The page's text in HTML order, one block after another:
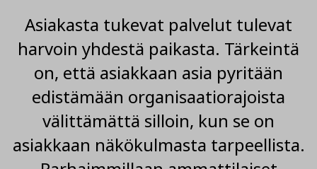
Asiakasta tukevat palvelut tulevat
harvoin yhdestä paikasta. Tärkeintä
on, että asiakkaan asia pyritään
edistämään organisaatiorajoista
välittämättä silloin, kun se on
asiakkaan näkökulmasta tarpeellista.